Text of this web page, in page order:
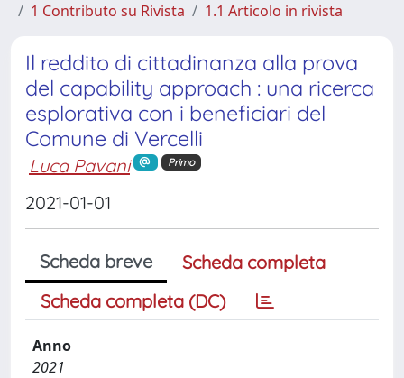
1 Contributo su Rivista
1.1 Articolo in rivista
Il reddito di cittadinanza alla prova
del capability approach : una ricerca
esplorativa con i beneficiari del
Comune di Vercelli
Luca Pavani Primo
2021-01-01
Scheda breve
Scheda completa
Scheda completa (DC)
Anno
2021